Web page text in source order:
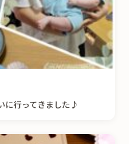
に行ってきました♪